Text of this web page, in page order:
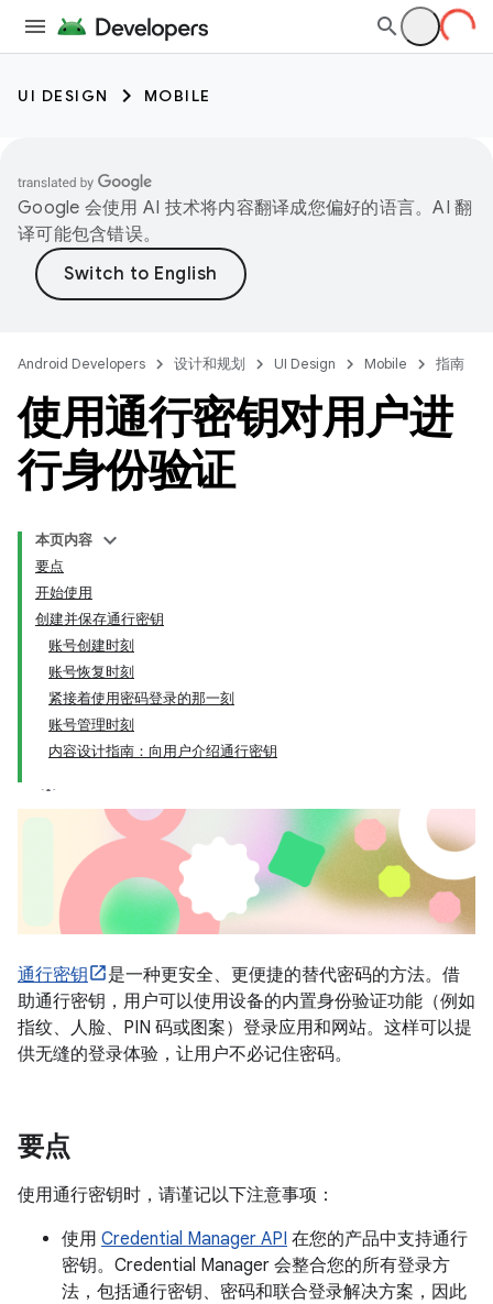
UI DESIGN MOBILE
Google 会使用 AI 技术将内容翻译成您偏好的语言。AI 翻
译可能包含错误。
Android Developers 设计和规划 UI Design Mobile 指南
使用通行密钥对用户进
行身份验证
本页内容
要点
开始使用
创建并保存通行密钥
账号创建时刻
账号恢复时刻
紧接着使用密码登录的那一刻
账号管理时刻
内容设计指南：向用户介绍通行密钥
通行密钥
是一种更安全、更便捷的替代密码的方法。借
助通行密钥，用户可以使用设备的内置身份验证功能（例如
指纹、人脸、PIN 码或图案）登录应用和网站。这样可以提
供无缝的登录体验，让用户不必记住密码。
要点
使用通行密钥时，请谨记以下注意事项：
使用 Credential Manager API 在您的产品中支持通行
密钥。Credential Manager 会整合您的所有登录方
法，包括通行密钥、密码和联合登录解决方案，因此